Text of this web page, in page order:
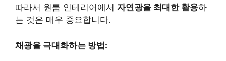
따라서 원룸 인테리어에서 자연광을 최대한 활용하
는 것은 매우 중요합니다.
채광을 극대화하는 방법: